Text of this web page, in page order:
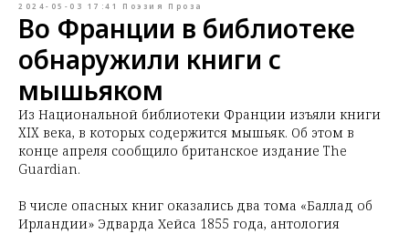
2024-05-03 17:41 Поэзия Проза
Во Франции в библиотеке
обнаружили книги с
мышьяком
Из Национальной библиотеки Франции изъяли книги
XIX века, в которых содержится мышьяк. Об этом в
конце апреля сообщило британское издание The
Guardian.
В числе опасных книг оказались два тома «Баллад об
Ирландии» Эдварда Хейса 1855 года, антология